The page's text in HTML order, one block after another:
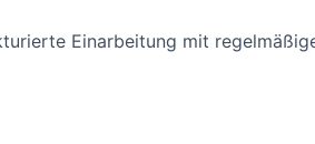
Einarbeitung mit